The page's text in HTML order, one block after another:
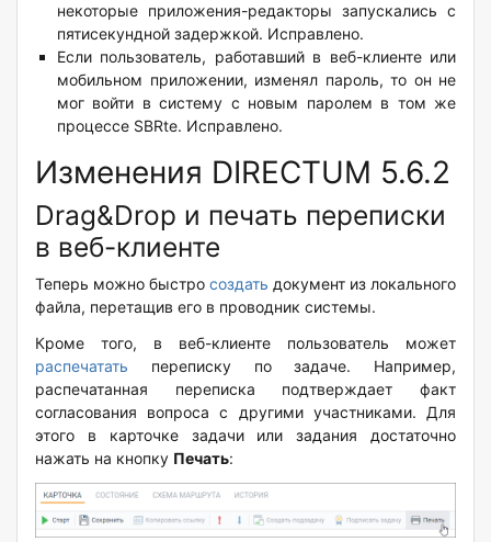
некоторые приложения-редакторы запускались с
пятисекундной задержкой. Исправлено.
Если пользователь, работавший в веб-клиенте или
мобильном приложении, изменял пароль, то он не
мог войти в систему с новым паролем в том же
процессе SBRte. Исправлено.
Изменения DIRECTUM 5.6.2
Drag&Drop и печать переписки
в веб-клиенте
Теперь можно быстро создать документ из локального
файла, перетащив его в проводник системы.
Кроме того, в веб-клиенте пользователь может
распечатать переписку по задаче. Например,
распечатанная переписка подтверждает факт
согласования вопроса с другими участниками. Для
этого в карточке задачи или задания достаточно
нажать на кнопку Печать: